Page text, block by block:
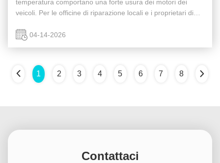
temperatura comportano una forte usura dei motori dei
veicoli. Per le officine di riparazione locali e i proprietari di
...
04-14-2026
1 2 3 4 5 6 7 8
Contattaci